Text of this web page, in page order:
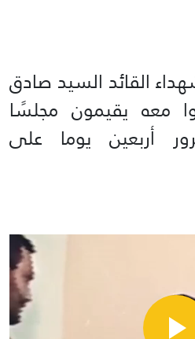
القائد السيد صادق
معه يقيمون مجلسًا
أربعين يوما على